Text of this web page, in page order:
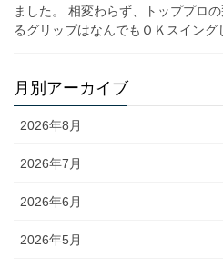
ました。 相変わらず、トッププロ
るグリップはなんでもＯＫスイン
月別アーカイブ
2026年8月
2026年7月
2026年6月
2026年5月